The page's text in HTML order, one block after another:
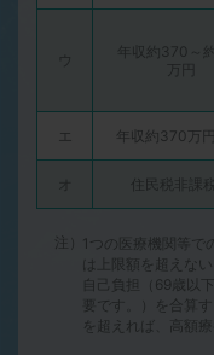
年収約370～
エ 年収約370万
住民税非課税
注）
1つの医療機関等で
は上限額を超えな
自己負担（69歳以
要です。）を合算
を超えれば、高額